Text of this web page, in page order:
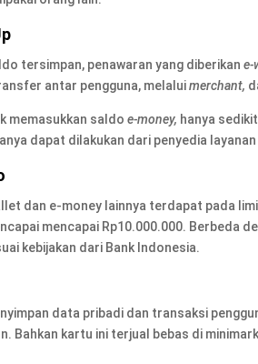
tersimpan, penawaran yang diberikane-
antar pengguna, melaluimerchant,
memasukkan saldoe-money, hanya
dapat dilakukan dari penyedia
dan e-money lainnya terdapat pada
mencapai Rp10.000.000. Berbeda
kebijakan dari Bank Indonesia.
data pribadi dan transaksi
Bahkan kartu ini terjual bebas di